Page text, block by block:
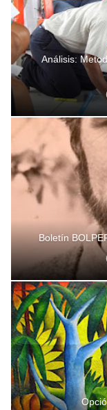
Análisis:
Boletín